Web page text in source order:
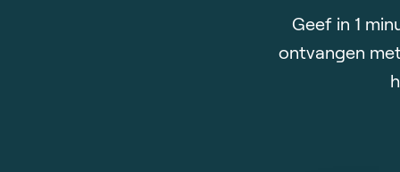
Geef in 1
ontvangen